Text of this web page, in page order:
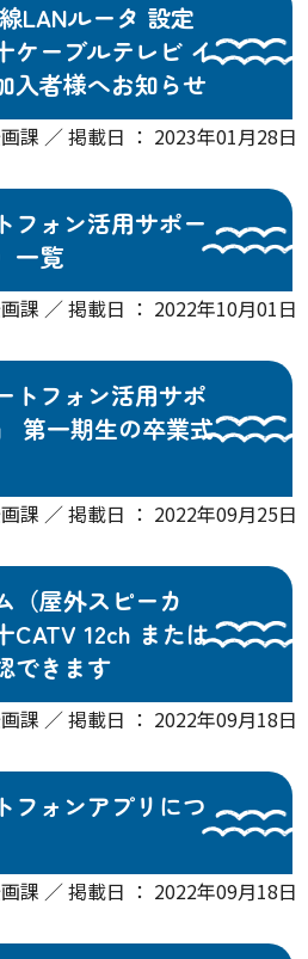
LANルータ 設定
ケーブルテレビ イ
入者様へお知らせ
課 ／ 掲載日 ： 2023年01月28日
フォン活用サポー
一覧
課 ／ 掲載日 ： 2022年10月01日
トフォン活用サポ
第一期生の卒業式
課 ／ 掲載日 ： 2022年09月25日
（屋外スピーカ
CATV 12ch または
できます
課 ／ 掲載日 ： 2022年09月18日
フォンアプリにつ
課 ／ 掲載日 ： 2022年09月18日